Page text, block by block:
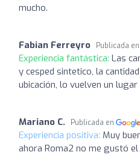
mucho.
Fabian Ferreyro Publicada en
Experiencia fantástica: Las
y cesped sintetico, la
ubicación, lo vuelven un lugar
Mariano C. Publicada en
Experiencia positiva: Muy
ahora Roma2 no me gustó